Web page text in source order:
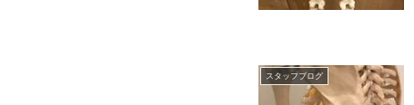
スタッフブログ